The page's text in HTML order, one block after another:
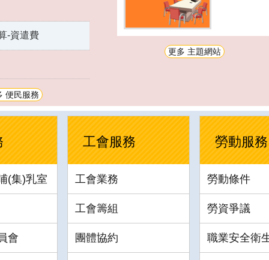
-資遣費
便民服務
更多 主題網站
(集)乳室
會
工會服務
工會業務
工會籌組
團體協約
勞動服務
勞動條件
勞資爭議
職業安全衛